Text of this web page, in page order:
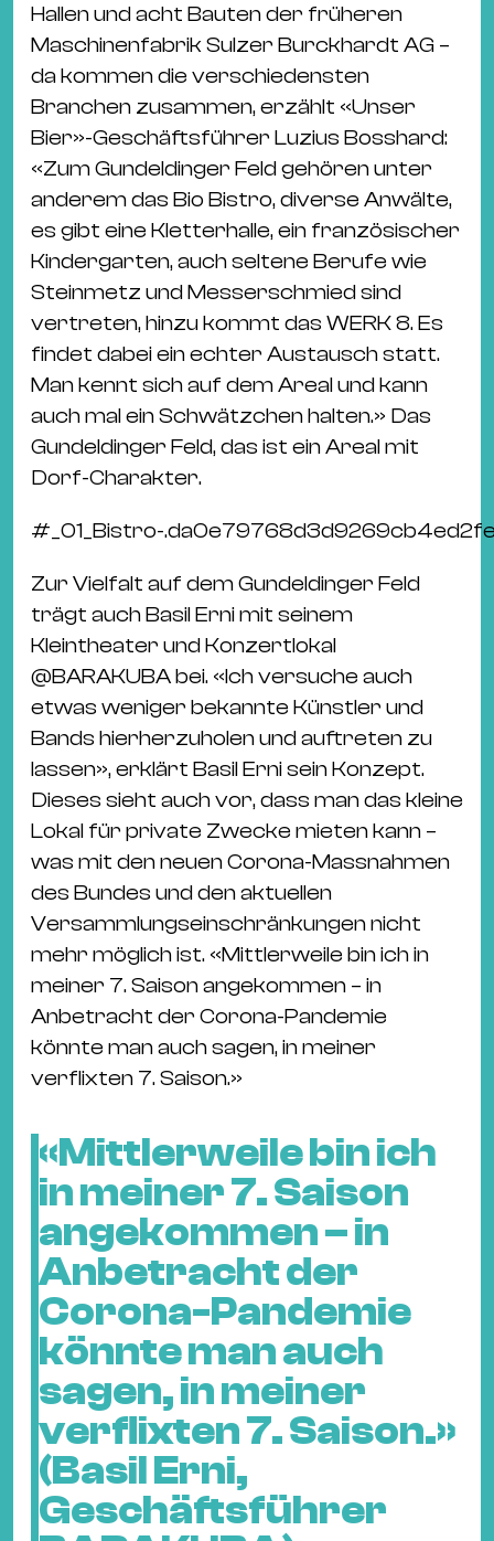
Hallen und acht Bauten der früheren
Maschinenfabrik Sulzer Burckhardt AG –
da kommen die verschiedensten
Branchen zusammen, erzählt «Unser
Bier»-Geschäftsführer Luzius Bosshard:
«Zum Gundeldinger Feld gehören unter
anderem das Bio Bistro, diverse Anwälte,
es gibt eine Kletterhalle, ein französischer
Kindergarten, auch seltene Berufe wie
Steinmetz und Messerschmied sind
vertreten, hinzu kommt das WERK 8. Es
findet dabei ein echter Austausch statt.
Man kennt sich auf dem Areal und kann
auch mal ein Schwätzchen halten.» Das
Gundeldinger Feld, das ist ein Areal mit
Dorf-Charakter.
# _01_Bistro-
Zur Vielfalt auf dem Gundeldinger Feld
trägt auch Basil Erni mit seinem
Kleintheater und Konzertlokal
@BARAKUBAbei. «Ich versuche auch
etwas weniger bekannte Künstler und
Bands hierherzuholen und auftreten zu
lassen», erklärt Basil Erni sein Konzept.
Dieses sieht auch vor, dass man das kleine
Lokal für private Zwecke mieten kann –
was mit den neuen Corona-Massnahmen
des Bundes und den aktuellen
Versammlungseinschränkungen nicht
mehr möglich ist. «Mittlerweile bin ich in
meiner 7. Saison angekommen – in
Anbetracht der Corona-Pandemie
könnte man auch sagen, in meiner
verflixten 7. Saison.»
«Mittlerweile bin ich
in meiner 7. Saison
angekommen – in
Anbetracht der
Corona-Pandemie
könnte man auch
sagen, in meiner
verflixten 7. Saison.»
(Basil Erni,
Geschäftsführer